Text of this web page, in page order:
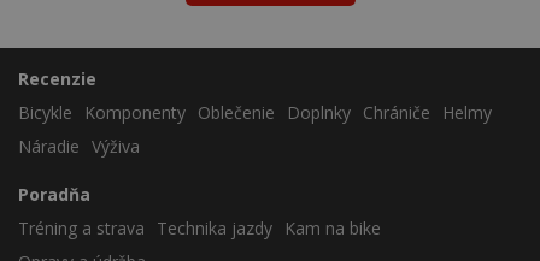
Recenzie
Bicykle
Komponenty Oblečenie Doplnky Chrániče
Helmy
Náradie Výživa
Poradňa
Tréning a strava
Technika jazdy
Kam na bike